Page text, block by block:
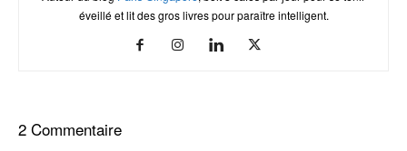
éveillé et lit des gros livres pour paraître intelligent.
2 Commentaire